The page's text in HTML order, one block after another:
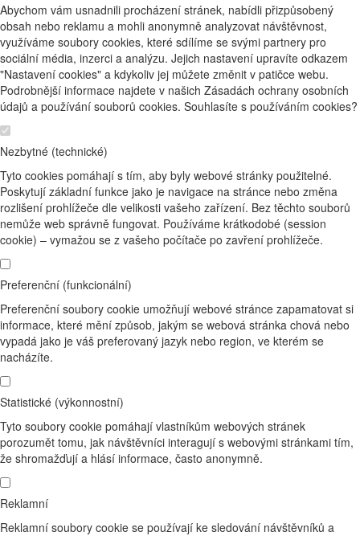
Abychom vám usnadnili procházení stránek, nabídli přizpůsobený
obsah nebo reklamu a mohli anonymně analyzovat návštěvnost,
využíváme soubory cookies, které sdílíme se svými partnery pro
sociální média, inzerci a analýzu. Jejich nastavení upravíte odkazem
"Nastavení cookies" a kdykoliv jej můžete změnit v patičce webu.
Podrobnější informace najdete v našich Zásadách ochrany osobních
údajů a používání souborů cookies. Souhlasíte s používáním cookies?
Nezbytné (technické)
Tyto cookies pomáhají s tím, aby byly webové stránky použitelné.
Poskytují základní funkce jako je navigace na stránce nebo změna
rozlišení prohlížeče dle velikosti vašeho zařízení. Bez těchto souborů
nemůže web správně fungovat. Používáme krátkodobé (session
cookie) – vymažou se z vašeho počítače po zavření prohlížeče.
Preferenční (funkcionální)
Preferenční soubory cookie umožňují webové stránce zapamatovat si
informace, které mění způsob, jakým se webová stránka chová nebo
vypadá jako je váš preferovaný jazyk nebo region, ve kterém se
nacházíte.
Statistické (výkonnostní)
Tyto soubory cookie pomáhají vlastníkům webových stránek
porozumět tomu, jak návštěvníci interagují s webovými stránkami tím,
že shromažďují a hlásí informace, často anonymně.
Reklamní
Reklamní soubory cookie se používají ke sledování návštěvníků a